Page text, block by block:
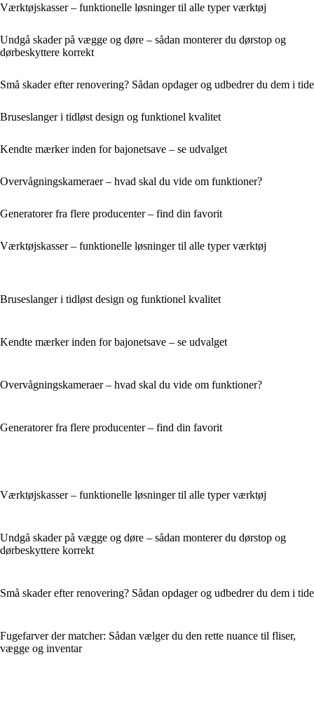
Værktøjskasser – funktionelle løsninger til alle typer værktøj
Undgå skader på vægge og døre – sådan monterer du dørstop og
dørbeskyttere korrekt
Små skader efter renovering? Sådan opdager og udbedrer du dem i tide
Bruseslanger i tidløst design og funktionel kvalitet
Kendte mærker inden for bajonetsave – se udvalget
Overvågningskameraer – hvad skal du vide om funktioner?
Generatorer fra flere producenter – find din favorit
Værktøjskasser – funktionelle løsninger til alle typer værktøj
Bruseslanger i tidløst design og funktionel kvalitet
Kendte mærker inden for bajonetsave – se udvalget
Overvågningskameraer – hvad skal du vide om funktioner?
Generatorer fra flere producenter – find din favorit
Værktøjskasser – funktionelle løsninger til alle typer værktøj
Undgå skader på vægge og døre – sådan monterer du dørstop og
dørbeskyttere korrekt
Små skader efter renovering? Sådan opdager og udbedrer du dem i tide
Fugefarver der matcher: Sådan vælger du den rette nuance til fliser,
vægge og inventar